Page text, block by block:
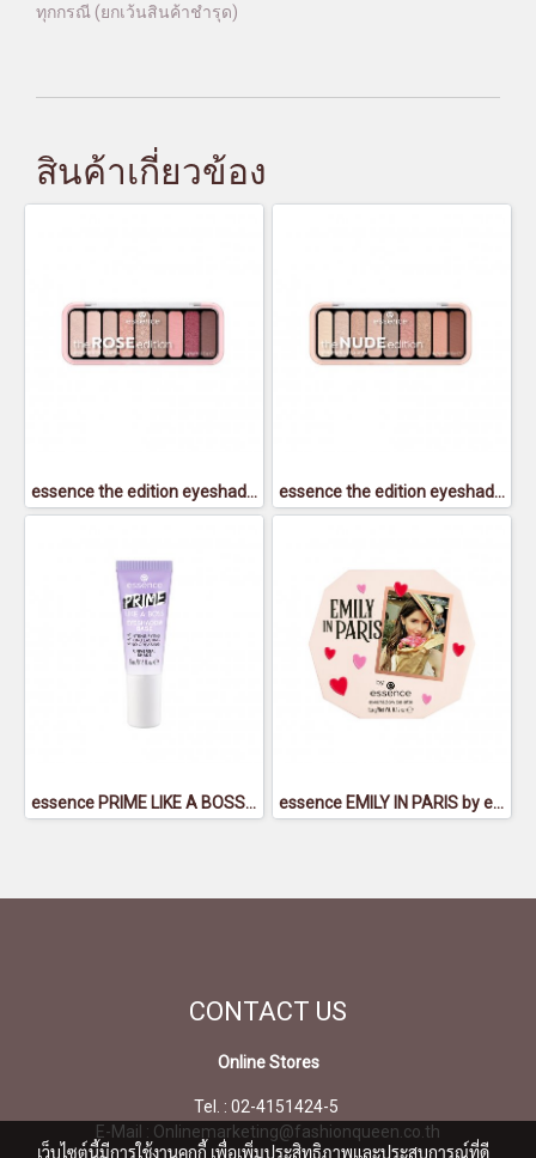
ทุกกรณี (ยกเว้นสินค้าชำรุด)
สินค้าเกี่ยวข้อง
essence the edition eyeshadow palette rose 02 - เอสเซนส์ เดอะ อิดิชั่น อายแชโดว์ พาเลตต์ essence the edition eyeshadow palette nude 01 - เอสเซนส์ เดอะ อิดิชั่น อายแชโดว์ พาเลตต์
essence PRIME LIKE A BOSS EYESHADOW BASE - เอสเซนส์ไพรม์ไลค์อะบอสอายแชโดว์เบส essence EMILY IN PARIS by essence eyeshadow palette 01 - เอสเซนส์เอมิลี่อินปารีสบายเอสเซนส์อายแชโดว์พาเลตต์01
CONTACT US
Online Stores
Tel. : 02-4151424-5
E-Mail : Onlinemarketing@fashionqueen.co.th
เว็บไซต์นี้มีการใช้งานคุกกี้ เพื่อเพิ่มประสิทธิภาพและประสบการณ์ที่ดี